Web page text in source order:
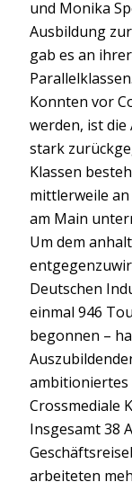
und Monika
Ausbildung
gab es an
Konnten vor
werden, ist die
stark
Klassen
mittlerweile
am Main
Um dem
Deutschen
einmal 946
begonnen –
ambitioniertes
Crossmediale
Insgesamt 38
arbeiteten